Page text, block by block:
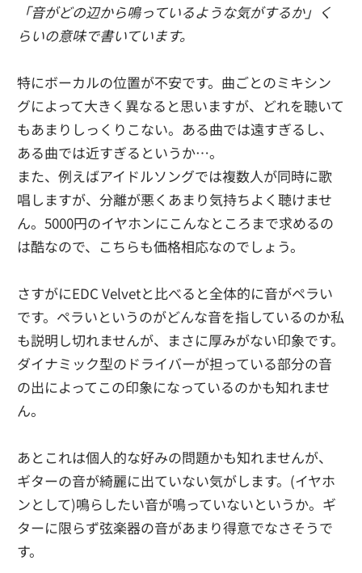
「音がどの辺から鳴っているような気がするか」く
らいの意味で書いています。
特にボーカルの位置が不安です。曲ごとのミキシン
グによって大きく異なると思いますが、どれを聴いて
もあまりしっくりこない。ある曲では遠すぎるし、
ある曲では近すぎるというか…。
また、例えばアイドルソングでは複数人が同時に歌
唱しますが、分離が悪くあまり気持ちよく聴けませ
ん。5000円のイヤホンにこんなところまで求めるの
は酷なので、こちらも価格相応なのでしょう。
さすがにEDC Velvetと比べると全体的に音がペラい
です。ペラいというのがどんな音を指しているのか私
も説明し切れませんが、まさに厚みがない印象です。
ダイナミック型のドライバーが担っている部分の音
の出によってこの印象になっているのかも知れませ
ん。
あとこれは個人的な好みの問題かも知れませんが、
ギターの音が綺麗に出ていない気がします。(イヤホ
ンとして)鳴らしたい音が鳴っていないというか。ギ
ターに限らず弦楽器の音があまり得意でなさそうで
す。